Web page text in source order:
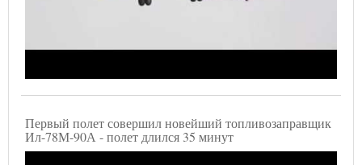
Первый полет совершил новейший топливозаправщик
Ил-78М-90А - полет длился 35 минут